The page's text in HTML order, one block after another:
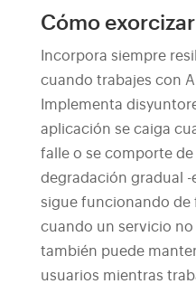
Cómo
Incorpora siempre
cuando trabajes con
Implementa
aplicación se caiga
falle o se comporte
degradación gradual
sigue funcionando de
cuando un servicio
también puede
usuarios mientras